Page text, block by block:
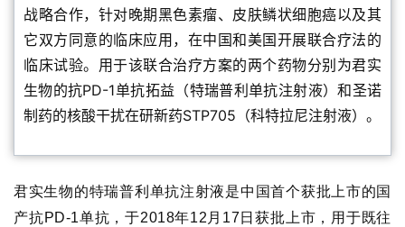
战略合作，针对晚期黑色素瘤、皮肤鳞状细胞癌以及其
它双方同意的临床应用，在中国和美国开展联合疗法的
临床试验。用于该联合治疗方案的两个药物分别为君实
生物的抗PD-1单抗拓益（特瑞普利单抗注射液）和圣诺
制药的核酸干扰在研新药STP705（科特拉尼注射液）。
君实生物的特瑞普利单抗注射液是中国首个获批上市的国
产抗PD-1单抗，于2018年12月17日获批上市，用于既往